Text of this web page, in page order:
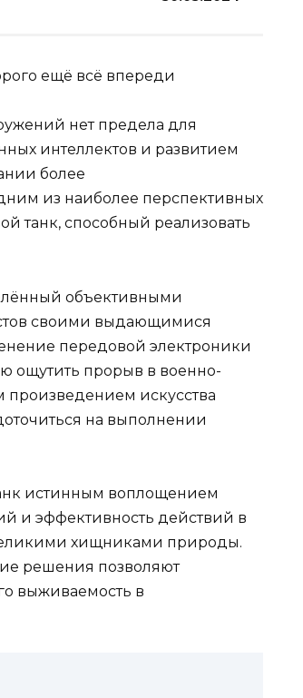
нет предела для
интеллектов и развитием
более
из наиболее перспективных
танк, способный реализовать
объективными
своими выдающимися
передовой электроники
ощутить прорыв в военно-
произведением искусства
на выполнении
истинным воплощением
и эффективность действий в
хищниками природы.
решения позволяют
выживаемость в